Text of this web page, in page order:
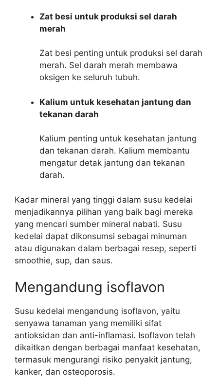
Zat besi untuk produksi sel darah
merah
Zat besi penting untuk produksi sel darah
merah. Sel darah merah membawa
oksigen ke seluruh tubuh.
Kalium untuk kesehatan jantung dan
tekanan darah
Kalium penting untuk kesehatan jantung
dan tekanan darah. Kalium membantu
mengatur detak jantung dan tekanan
darah.
Kadar mineral yang tinggi dalam susu kedelai
menjadikannya pilihan yang baik bagi mereka
yang mencari sumber mineral nabati. Susu
kedelai dapat dikonsumsi sebagai minuman
atau digunakan dalam berbagai resep, seperti
smoothie, sup, dan saus.
Mengandung isoflavon
Susu kedelai mengandung isoflavon, yaitu
senyawa tanaman yang memiliki sifat
antioksidan dan anti-inflamasi. Isoflavon telah
dikaitkan dengan berbagai manfaat kesehatan,
termasuk mengurangi risiko penyakit jantung,
kanker, dan osteoporosis.